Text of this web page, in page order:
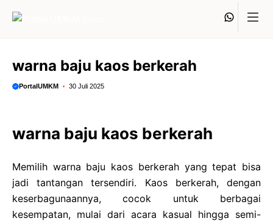
warna baju kaos berkerah
PortalUMKM 30 Juli 2025
warna baju kaos berkerah
Memilih warna baju kaos berkerah yang tepat bisa
jadi tantangan tersendiri. Kaos berkerah, dengan
keserbagunaannya, cocok untuk berbagai
kesempatan, mulai dari acara kasual hingga semi-